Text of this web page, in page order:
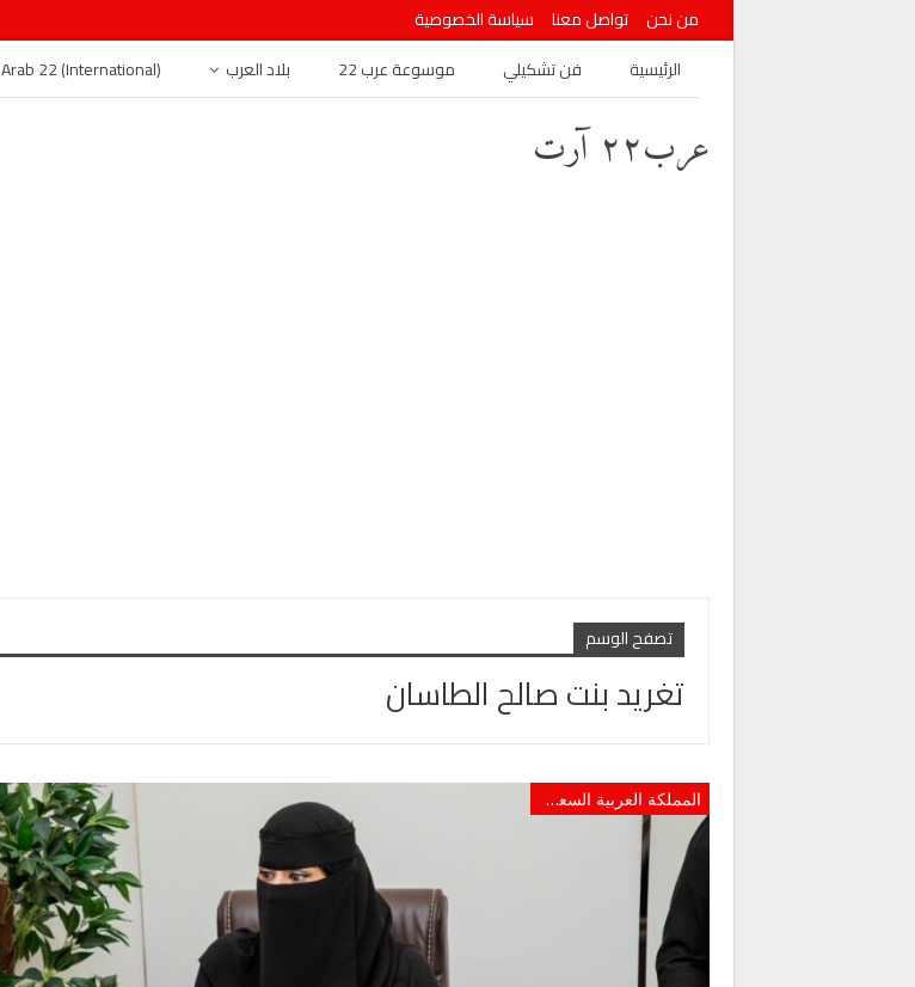
من نحن تواصل معنا
سياسة الخصوصية
الرئيسية
فن تشكيلي موسوعة عرب 22 بلاد العرب Arab 22 (International)
عرب٢٢ آرت
تصفح الوسم
تغريد بنت صالح الطاسان
المملكة العربية السعودية